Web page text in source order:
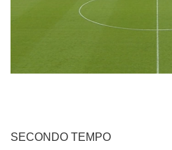
SECONDO TEMPO